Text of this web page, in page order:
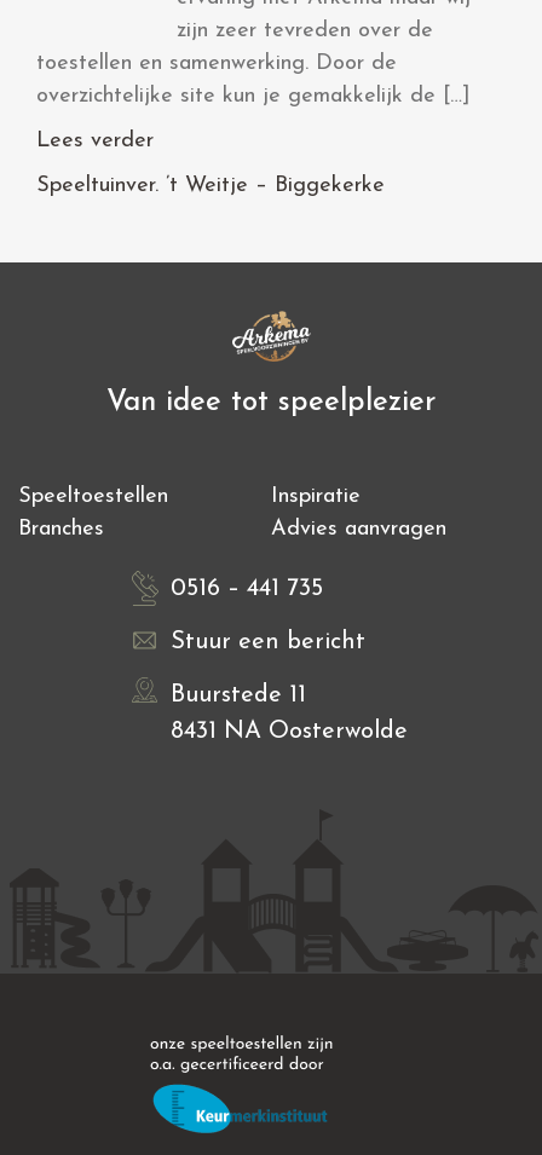
zijn zeer tevreden over de
toestellen en samenwerking. Door de
overzichtelijke site kun je gemakkelijk de […]
Lees verder
Speeltuinver. ’t Weitje – Biggekerke
Van idee tot speelplezier
Speeltoestellen
Inspiratie
Branches
Advies aanvragen
0516 – 441 735
Stuur een bericht
Buurstede 11
8431 NA Oosterwolde